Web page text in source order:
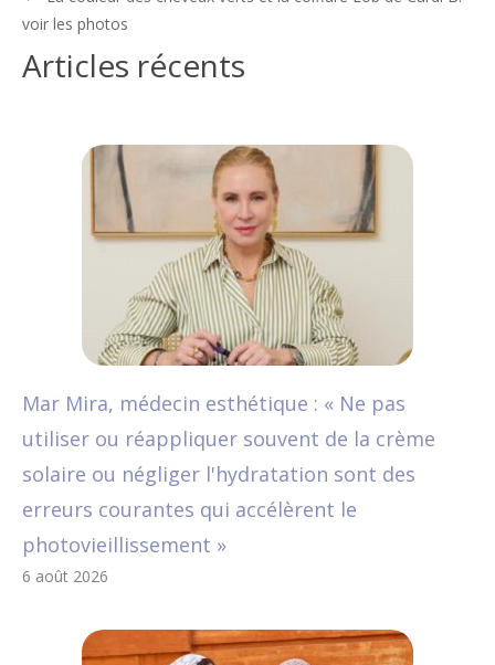
voir les photos
Articles récents
Mar Mira, médecin esthétique : « Ne pas
utiliser ou réappliquer souvent de la crème
solaire ou négliger l'hydratation sont des
erreurs courantes qui accélèrent le
photovieillissement »
6 août 2026